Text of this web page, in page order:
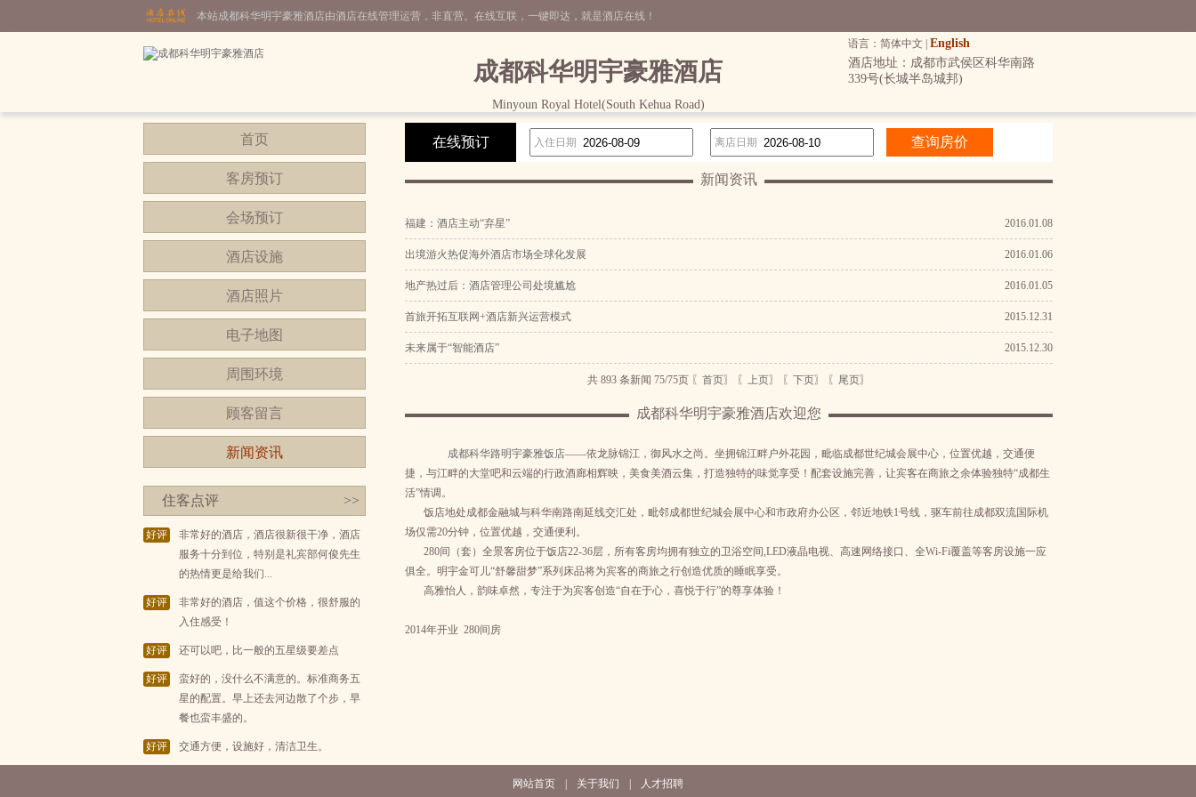
本站成都科华明宇豪雅酒店由酒店在线管理运营，非直营。在线互联，一键即达，就是酒店在线！
语言：简体中文 | English
成都科华明宇豪雅酒店
Minyoun Royal Hotel(South Kehua Road)
酒店地址：成都市武侯区科华南路
339号(长城半岛城邦)
首页
客房预订
会场预订
酒店设施
酒店照片
电子地图
周围环境
顾客留言
新闻资讯
住客点评 >>
好评
非常好的酒店，酒店很新很干净，酒店
服务十分到位，特别是礼宾部何俊先生
的热情更是给我们...
好评
非常好的酒店，值这个价格，很舒服的
入住感受！
好评 还可以吧，比一般的五星级要差点
好评
蛮好的，没什么不满意的。标准商务五
星的配置。早上还去河边散了个步，早
餐也蛮丰盛的。
好评 交通方便，设施好，清洁卫生。
在线预订 入住日期 离店日期
新闻资讯
福建：酒店主动“弃星” 2016.01.08
出境游火热促海外酒店市场全球化发展 2016.01.06
地产热过后：酒店管理公司处境尴尬 2016.01.05
首旅开拓互联网+酒店新兴运营模式 2015.12.31
未来属于“智能酒店” 2015.12.30
共 893 条新闻 75/75页 〖首页〗 〖上页〗 〖下页〗 〖尾页〗
成都科华明宇豪雅酒店欢迎您
成都科华路明宇豪雅饭店——依龙脉锦江，御风水之尚。坐拥锦江畔户外花园，毗临成都世纪城会展中心，位置优越，交通便
捷，与江畔的大堂吧和云端的行政酒廊相辉映，美食美酒云集，打造独特的味觉享受！配套设施完善，让宾客在商旅之余体验独特“成都生
活”情调。
饭店地处成都金融城与科华南路南延线交汇处，毗邻成都世纪城会展中心和市政府办公区，邻近地铁1号线，驱车前往成都双流国际机
场仅需20分钟，位置优越，交通便利。
280间（套）全景客房位于饭店22-36层，所有客房均拥有独立的卫浴空间,LED液晶电视、高速网络接口、全Wi-Fi覆盖等客房设施一应
俱全。明宇金可儿“舒馨甜梦”系列床品将为宾客的商旅之行创造优质的睡眠享受。
高雅怡人，韵味卓然，专注于为宾客创造“自在于心，喜悦于行”的尊享体验！
2014年开业 280间房
网站首页 关于我们 人才招聘